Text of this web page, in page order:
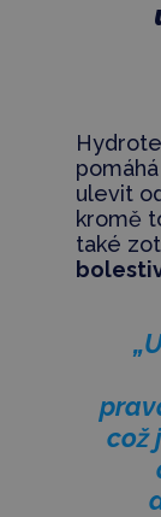
ulevit
kromě
také
což